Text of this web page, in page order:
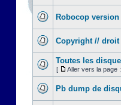
Robocop
Copyright // droit
Toutes les
[ Aller vers la page :
Pb dump de